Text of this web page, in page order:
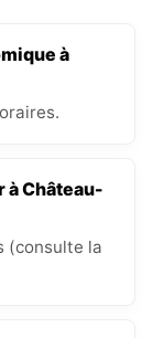
à
à Château-
(consulte la